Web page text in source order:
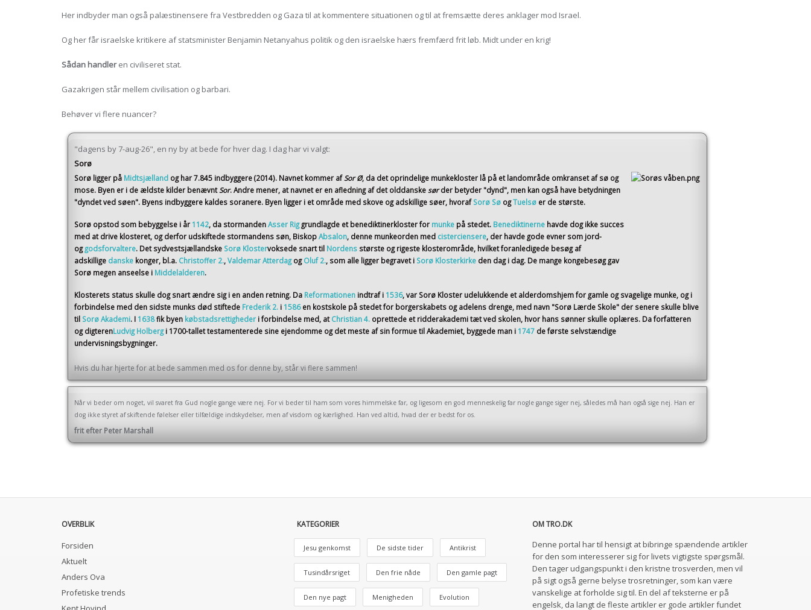
Her indbyder man også palæstinensere fra Vestbredden og Gaza til at kommentere situationen og til at fremsætte deres anklager mod Israel.
Og her får israelske kritikere af statsminister Benjamin Netanyahus politik og den israelske hærs fremfærd frit løb. Midt under en krig!
Sådan handleren civiliseret stat.
Gazakrigen står mellem civilisation og barbari.
Behøver vi flere nuancer?
"dagens by 7-aug-26", en ny by at bede for hver dag. I dag har vi valgt:
Sorø
Sorø ligger på Midtsjælland og har 7.845 indbyggere (2014). Navnet kommer af Sor Ø, da det oprindelige munkekloster lå på et landområde omkranset af sø og
mose. Byen er i de ældste kilder benævnt Sor. Andre mener, at navnet er en afledning af det olddanske sør der betyder "dynd", men kan også have betydningen
"dyndet ved søen". Byens indbyggere kaldes soranere. Byen ligger i et område med skove og adskillige søer, hvoraf Sorø Sø ogTuelsø er de største.
Sorø opstod som bebyggelse i år 1142, da stormandenAsser Rig grundlagde et benediktinerkloster for munke på stedet. Benediktinerne havde dog ikke succes
med at drive klosteret, og derfor udskiftede stormandens søn, BiskopAbsalon, denne munkeorden med cisterciensere, der havde gode evner som jord-
og godsforvaltere. Det sydvestsjællandske Sorø Klostervoksede snart til Nordens største og rigeste klosterområde, hvilket foranledigede besøg af
adskillige danske konger, bl.a. Christoffer 2.,Valdemar Atterdag og Oluf 2., som alle ligger begravet i Sorø Klosterkirke den dag i dag. De mange kongebesøg gav
Sorø megen anseelse i Middelalderen.
Klosterets status skulle dog snart ændre sig i en anden retning. Da Reformationen indtraf i 1536, var Sorø Kloster udelukkende et alderdomshjem for gamle og svagelige munke, og i
forbindelse med den sidste munks død stiftede Frederik 2. i 1586 en kostskole på stedet for borgerskabets og adelens drenge, med navn "Sorø Lærde Skole" der senere skulle blive
til Sorø Akademi. I 1638fik byen købstadsrettigheder i forbindelse med, at Christian 4. oprettede et ridderakademi tæt ved skolen, hvor hans sønner skulle oplæres. Da forfatteren
og digterenLudvig Holberg i 1700-tallet testamenterede sine ejendomme og det meste af sin formue til Akademiet, byggede man i 1747 de første selvstændige
undervisningsbygninger.
Hvis du har hjerte for at bede sammen med os for denne by, står vi flere sammen!
Når vi beder om noget, vil svaret fra Gud nogle gange være nej. For vi beder til ham som vores himmelske far, og ligesom en god menneskelig far nogle gange siger nej, således må han også sige nej. Han er
dog ikke styret af skiftende følelser eller tilfældige indskydelser, men af visdom og kærlighed. Han ved altid, hvad der er bedst for os.
frit efter Peter Marshall
OVERBLIK
Forsiden
Aktuelt
Anders Ova
Profetiske trends
KATEGORIER
Jesu genkomst De sidste tider Antikrist
Tusindårsriget Den frie nåde Den gamle pagt
Den nye pagt Menigheden Evolution
OM TRO.DK
Denne portal har til hensigt at bibringe spændende artikler
for den som interesserer sig for livets vigtigste spørgsmål.
Den tager udgangspunkt i den kristne trosverden, men vil
på sigt også gerne belyse trosretninger, som kan være
vanskelige at forholde sig til. En del af teksterne er på
engelsk, da langt de fleste artikler er gode artikler fundet